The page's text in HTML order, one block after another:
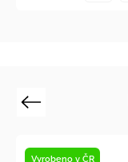
Previous